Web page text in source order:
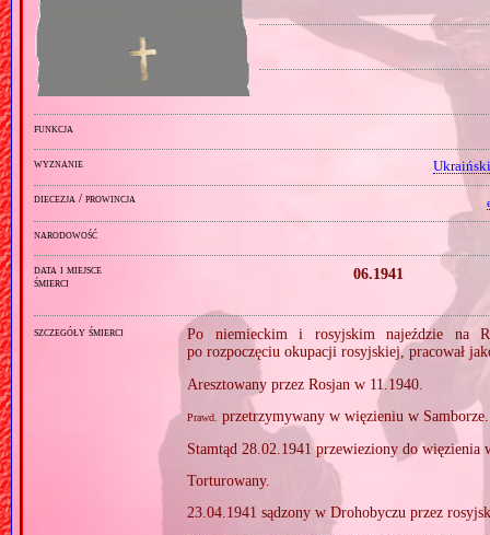
funkcja
wyznanie
diecezja / prowincja
narodowość
data i miejsce
śmierci
06.1941
szczegóły śmierci
Po niemieckim i rosyjskim najeździe na
po rozpoczęciu okupacji rosyjskiej, pracował
Aresztowany przez Rosjan w 11.1940.
Prawd. przetrzymywany w więzieniu w Samborze.
Stamtąd 28.02.1941 przewieziony do więzienia
Torturowany.
23.04.1941 sądzony w Drohobyczu przez